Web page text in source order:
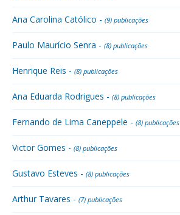
Ana Carolina Católico - (9) publicações
Paulo Maurício Senra - (8) publicações
Henrique Reis - (8) publicações
Ana Eduarda Rodrigues - (8) publicações
Fernando de Lima Caneppele - (8) publicações
Victor Gomes - (8) publicações
Gustavo Esteves - (8) publicações
Arthur Tavares - (7) publicações